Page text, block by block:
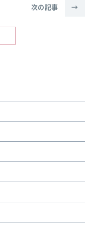
次の記事 →